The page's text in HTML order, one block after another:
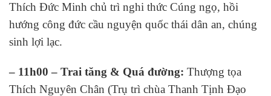
Thích Đức Minh chủ trì nghi thức Cúng ngọ, hồi
hướng công đức cầu nguyện quốc thái dân an, chúng
sinh lợi lạc.
– 11h00 – Trai tăng & Quá đường: Thượng tọa
Thích Nguyên Chân (Trụ trì chùa Thanh Tịnh Đạo